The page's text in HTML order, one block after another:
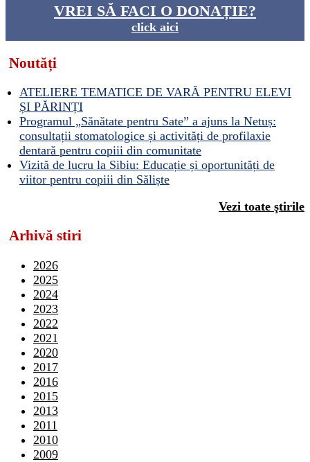
VREI SĂ FACI O DONAȚIE?
click aici
Noutăți
ATELIERE TEMATICE DE VARĂ PENTRU ELEVI
ȘI PĂRINȚI
Programul „Sănătate pentru Sate” a ajuns la Netuș:
consultații stomatologice și activități de profilaxie
dentară pentru copiii din comunitate
Vizită de lucru la Sibiu: Educație și oportunități de
viitor pentru copiii din Săliște
Vezi toate ştirile
Arhivă stiri
2026
2025
2024
2023
2022
2021
2020
2017
2016
2015
2013
2011
2010
2009